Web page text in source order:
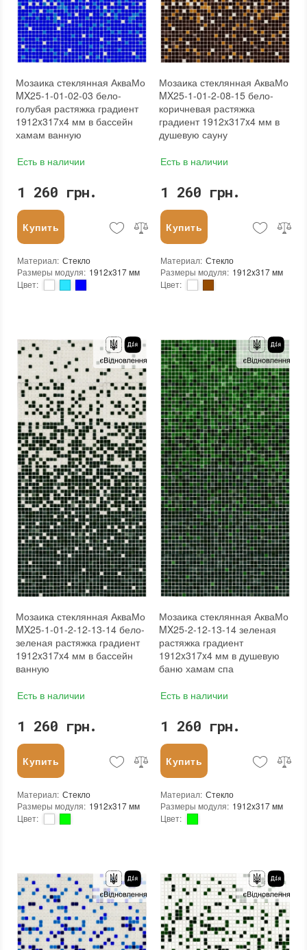
Мозаика стеклянная АкваМо
MX25-1-01-02-03 бело-
голубая растяжка градиент
1912x317x4 мм в бассейн
хамам ванную
Есть в наличии
1 260 грн.
Купить
Материал: Стекло
Размеры модуля: 1912x317 мм
Цвет:
Края чипа: Округлые
Форма чипа
Квадратная
Текстура (особенности):
Градиент, Зернистость, Микс, Неоднородность
Вес (брутто)
: 4.35 кг
Основа: Бумага, Сетка
Назначение
В интерьере, Для бани, Для бассейна, Для ванной комнаты и туалета, Для гостинной, Для душевой, Для кухни, Для спальни, Для фартука, Для фасада, Для хамама
Количество в упаковке
3,333 шт.
Вес модуля: 4,35
Размеры чипа: 24x24 мм
Толщина чипа: 4 мм
Площадь модуля: 0,6 м²
Страна производителя: Украина
Бренд: AquaMo
Тип поверхности: Рельефная, Глянцевая, Гладкая
Мозаика стеклянная АкваМо
MX25-1-01-2-08-15 бело-
коричневая растяжка
градиент 1912x317x4 мм в
душевую сауну
Есть в наличии
1 260 грн.
Купить
Материал: Стекло
Размеры модуля: 1912x317 мм
Цвет:
Текстура (особенности):
Градиент, Микс, Одноцветная
Вес (брутто): 4.35 кг
Основа: Бумага, Сетка
Назначение:
В интерьере, Для бани, Для бассейна, Для ванной комнаты и туалета, Для гостинной, Для душевой, Для кухни, Для спальни, Для фартука, Для фасада, Для хамама
Количество в упаковке: 3,333 шт.
Вес модуля: 4,35
Размеры чипа: 24x24 мм
Толщина чипа: 4 мм
Площадь модуля: 0,6 м²
Страна производителя: Украина
Бренд: AquaMo
Тип поверхности: Рельефная, Глянцевая, Гладкая
Мозаика стеклянная АкваМо
MX25-1-01-2-12-13-14 бело-
зеленая растяжка градиент
1912x317x4 мм в бассейн
ванную
Есть в наличии
1 260 грн.
Купить
Материал: Стекло
Размеры модуля: 1912x317 мм
Цвет:
Края чипа: Округлые
Форма чипа:
Квадратная
Текстура (особенности):
Градиент, Микс, Одноцветная
Вес (брутто):
4.35 кг
Основа
Бумага, Сетка
Назначение:
В интерьере, Для бани, Для бассейна, Для ванной комнаты и туалета, Для гостинной, Для душевой, Для кухни, Для спальни, Для фартука, Для фасада, Для хамама
Количество в упаковке: 3,333 шт.
Мозаика стеклянная АкваМо
MX25-2-12-13-14 зеленая
растяжка градиент
1912x317x4 мм в душевую
баню хамам спа
Есть в наличии
1 260 грн.
Купить
Материал: Стекло
Размеры модуля: 1912x317 мм
Цвет:
Текстура (особенности) :
Градиент, Микс, Одноцветная
Вес (брутто): 4.35 кг
Основа:
Бумага, Сетка
Назначение:
В интерьере, Для бани, Для бассейна, Для ванной комнаты и туалета, Для гостинной, Для душевой, Для кухни, Для спальни, Для фартука, Для фасада, Для хамама
Количество в упаковке: 3,333 шт.
Вес модуля: 4,35
Размеры чипа: 24x24 мм